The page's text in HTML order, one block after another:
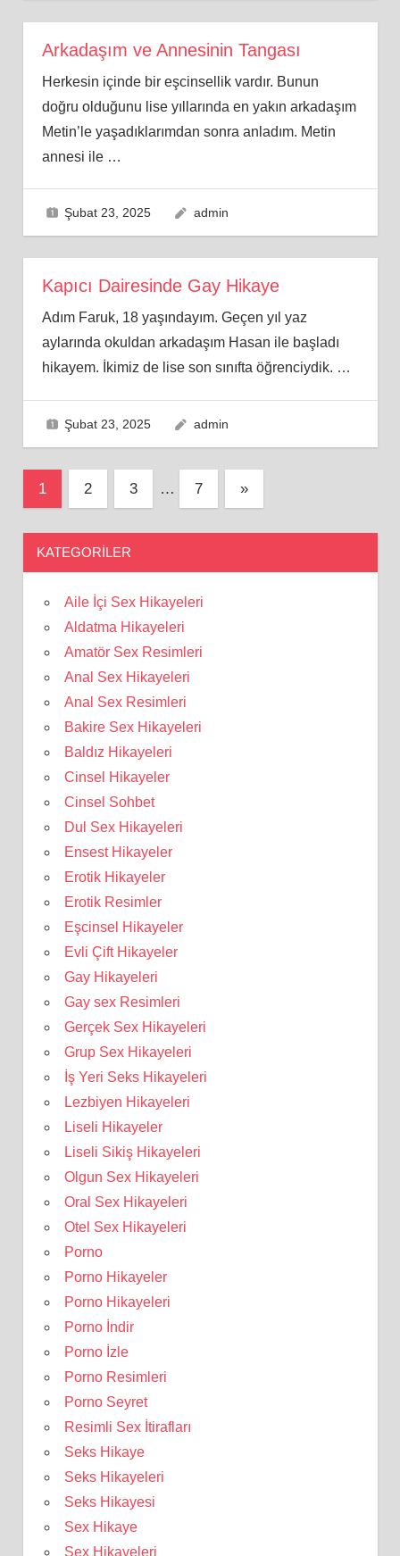
Arkadaşım ve Annesinin Tangası
Herkesin içinde bir eşcinsellik vardır. Bunun
doğru olduğunu lise yıllarında en yakın arkadaşım
Metin’le yaşadıklarımdan sonra anladım. Metin
annesi ile …
Şubat 23, 2025 admin
Kapıcı Dairesinde Gay Hikaye
Adım Faruk, 18 yaşındayım. Geçen yıl yaz
aylarında okuldan arkadaşım Hasan ile başladı
hikayem. İkimiz de lise son sınıfta öğrenciydik. …
Şubat 23, 2025 admin
Yazı
1 2 3 … 7
Next
Posts
»
KATEGORILER
Aile İçi Sex Hikayeleri
Aldatma Hikayeleri
Amatör Sex Resimleri
Anal Sex Hikayeleri
Anal Sex Resimleri
Bakire Sex Hikayeleri
Baldız Hikayeleri
Cinsel Hikayeler
Cinsel Sohbet
Dul Sex Hikayeleri
Ensest Hikayeler
Erotik Hikayeler
Erotik Resimler
Eşcinsel Hikayeler
Evli Çift Hikayeler
Gay Hikayeleri
Gay sex Resimleri
Gerçek Sex Hikayeleri
Grup Sex Hikayeleri
İş Yeri Seks Hikayeleri
Lezbiyen Hikayeleri
Liseli Hikayeler
Liseli Sikiş Hikayeleri
Olgun Sex Hikayeleri
Oral Sex Hikayeleri
Otel Sex Hikayeleri
Porno
Porno Hikayeler
Porno Hikayeleri
Porno İndir
Porno İzle
Porno Resimleri
Porno Seyret
Resimli Sex İtirafları
Seks Hikaye
Seks Hikayeleri
Seks Hikayesi
Sex Hikaye
Sex Hikayeleri